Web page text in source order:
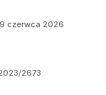
czerwca 2026
2673